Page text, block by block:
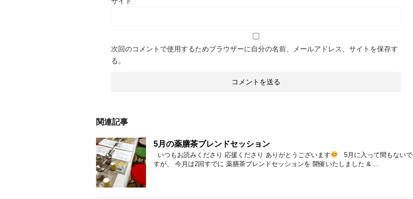
次回のコメントで使用するためブラウザーに自分の名前、メールアドレス、サイトを保存す
る。
関連記事
5月の薬膳茶ブレンドセッション
いつもお読みくださり 応援くださり ありがとうございます
5月に入って間もないで
すが、 今月は2回すでに 薬膳茶ブレンドセッションを 開催いたしました & ...